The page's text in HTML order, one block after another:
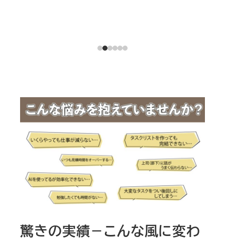
驚きの実績－こんな風に変わ